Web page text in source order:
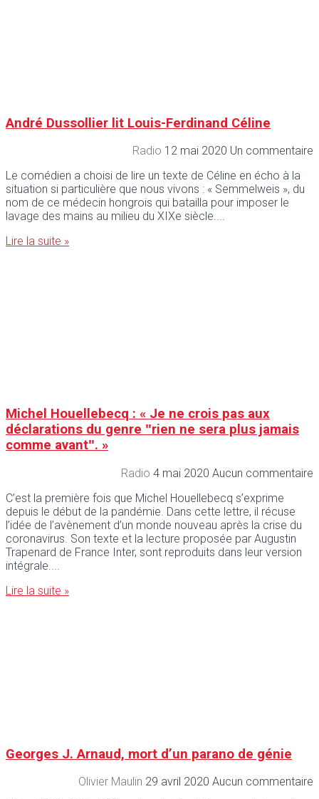
André Dussollier lit Louis-Ferdinand Céline
Radio 12 mai 2020 Un commentaire
Le comédien a choisi de lire un texte de Céline en écho à la
situation si particulière que nous vivons : « Semmelweis », du
nom de ce médecin hongrois qui batailla pour imposer le
lavage des mains au milieu du XIXe siècle.
Lire la suite »
Michel Houellebecq : « Je ne crois pas aux
déclarations du genre ʺrien ne sera plus jamais
comme avantʺ. »
Radio 4 mai 2020 Aucun commentaire
C’est la première fois que Michel Houellebecq s’exprime
depuis le début de la pandémie. Dans cette lettre, il récuse
l’idée de l’avènement d’un monde nouveau après la crise du
coronavirus. Son texte et la lecture proposée par Augustin
Trapenard de France Inter, sont reproduits dans leur version
intégrale.
Lire la suite »
Georges J. Arnaud, mort d’un parano de génie
Olivier Maulin 29 avril 2020 Aucun commentaire